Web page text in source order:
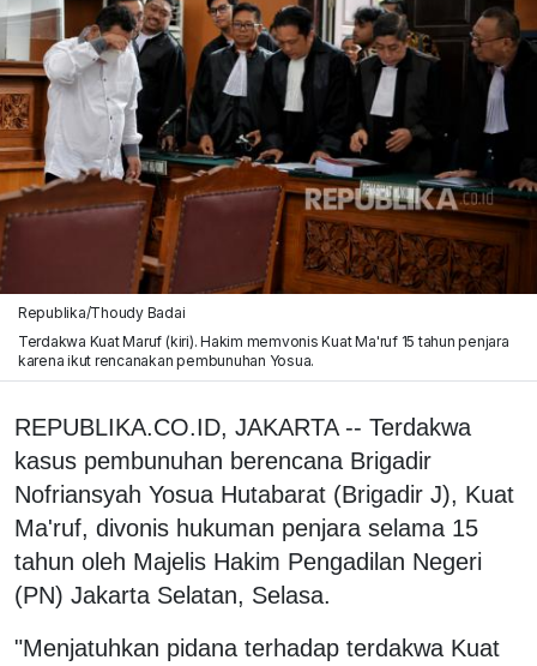
Republika/Thoudy Badai
Terdakwa Kuat Maruf (kiri). Hakim memvonis Kuat Ma'ruf 15 tahun penjara
karena ikut rencanakan pembunuhan Yosua.
REPUBLIKA.CO.ID, JAKARTA -- Terdakwa
kasus pembunuhan berencana Brigadir
Nofriansyah Yosua Hutabarat (Brigadir J), Kuat
Ma'ruf, divonis hukuman penjara selama 15
tahun oleh Majelis Hakim Pengadilan Negeri
(PN) Jakarta Selatan, Selasa.
"Menjatuhkan pidana terhadap terdakwa Kuat